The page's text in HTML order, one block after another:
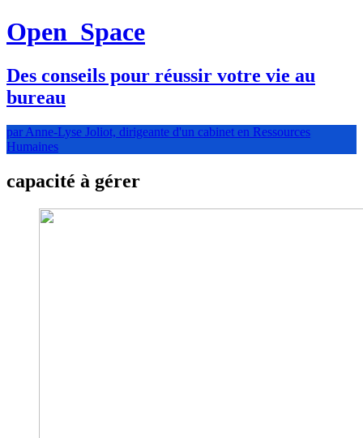
Open Space
Des conseils pour réussir votre vie au
bureau
par Anne-Lyse Joliot, dirigeante d'un cabinet en Ressources
Humaines
capacité à gérer